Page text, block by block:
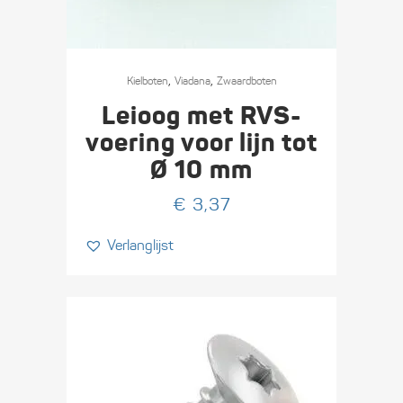
Kielboten, Viadana, Zwaard­boten
Leioog met RVS-
voering voor lijn tot
Ø 10 mm
€ 3,37
Verlanglijst